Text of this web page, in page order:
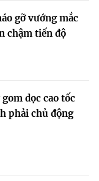
gỡ vướng mắc
chậm tiến độ
dọc cao tốc
phải chủ động